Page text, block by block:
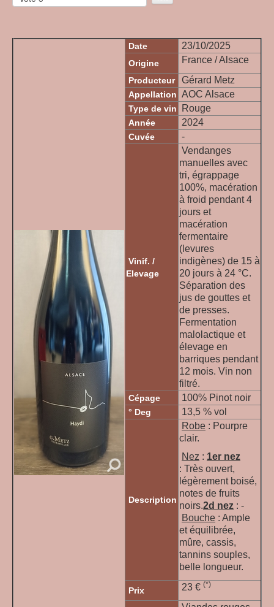
voter
Date 23/10/2025
Origine France / Alsace
Producteur Gérard Metz
Appellation AOC Alsace
Type de vin Rouge
Année 2024
Cuvée -
Vinif. /
Elevage
Vendanges
manuelles avec
tri, égrappage
100%, macération
à froid pendant 4
jours et
macération
fermentaire
(levures
indigènes) de 15 à
20 jours à 24 °C.
Séparation des
jus de gouttes et
de presses.
Fermentation
malolactique et
élevage en
barriques pendant
12 mois. Vin non
filtré.
Cépage 100% Pinot noir
° Deg 13,5 % vol
Description
Robe : Pourpre
clair.
Nez : 1er nez
: Très ouvert,
légèrement boisé,
notes de fruits
noirs.2d nez : -
Bouche : Ample
et équilibrée,
mûre, cassis,
tannins souples,
belle longueur.
Prix 23 € (*)